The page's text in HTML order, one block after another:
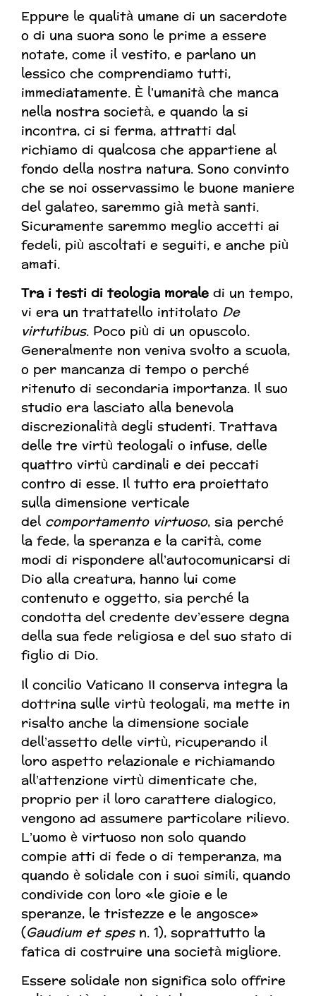
Eppure le qualità umane di un sacerdote
o di una suora sono le prime a essere
notate, come il vestito, e parlano un
lessico che comprendiamo tutti,
immediatamente. È l’umanità che manca
nella nostra società, e quando la si
incontra, ci si ferma, attratti dal
richiamo di qualcosa che appartiene al
fondo della nostra natura. Sono convinto
che se noi osservassimo le buone maniere
del galateo, saremmo già metà santi.
Sicuramente saremmo meglio accetti ai
fedeli, più ascoltati e seguiti, e anche più
amati.
Tra i testi di teologia moraledi un tempo,
vi era un trattatello intitolato De
virtutibus. Poco più di un opuscolo.
Generalmente non veniva svolto a scuola,
o per mancanza di tempo o perché
ritenuto di secondaria importanza. Il suo
studio era lasciato alla benevola
discrezionalità degli studenti. Trattava
delle tre virtù teologali o infuse, delle
quattro virtù cardinali e dei peccati
contro di esse. Il tutto era proiettato
sulla dimensione verticale
del comportamento virtuoso, sia perché
la fede, la speranza e la carità, come
modi di rispondere all’autocomunicarsi di
Dio alla creatura, hanno lui come
contenuto e oggetto, sia perché la
condotta del credente dev’essere degna
della sua fede religiosa e del suo stato di
figlio di Dio.
Il concilio Vaticano II conserva integra la
dottrina sulle virtù teologali, ma mette in
risalto anche la dimensione sociale
dell’assetto delle virtù, ricuperando il
loro aspetto relazionale e richiamando
all’attenzione virtù dimenticate che,
proprio per il loro carattere dialogico,
vengono ad assumere particolare rilievo.
L’uomo è virtuoso non solo quando
compie atti di fede o di temperanza, ma
quando è solidale con i suoi simili, quando
condivide con loro «le gioie e le
speranze, le tristezze e le angosce»
(Gaudium et spesn. 1), soprattutto la
fatica di costruire una società migliore.
Essere solidale non significa solo offrire